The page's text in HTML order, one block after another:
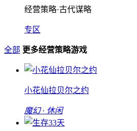
经营策略·古代谋略
专区
全部 更多经营策略游戏
小花仙拉贝尔之约
魔幻 · 休闲